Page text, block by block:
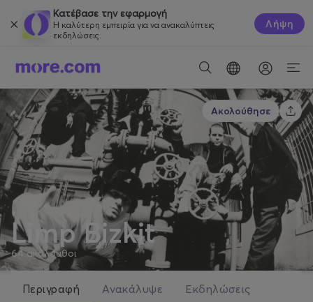
Κατέβασε την εφαρμογή
Η καλύτερη εμπειρία για να ανακαλύπτεις
εκδηλώσεις.
Λήψη
Limp Bizkit
64 ακόλουθοι
Ακολούθησε
Περιγραφή Ανακάλυψε Εκδηλώσεις